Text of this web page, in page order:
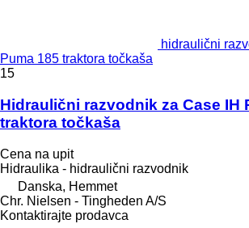
hidraulični
Puma 185 traktora točkaša
15
Hidraulični razvodnik za Case IH
traktora točkaša
Cena na upit
Hidraulika - hidraulični razvodnik
Danska, Hemmet
Chr. Nielsen - Tingheden A/S
Kontaktirajte prodavca